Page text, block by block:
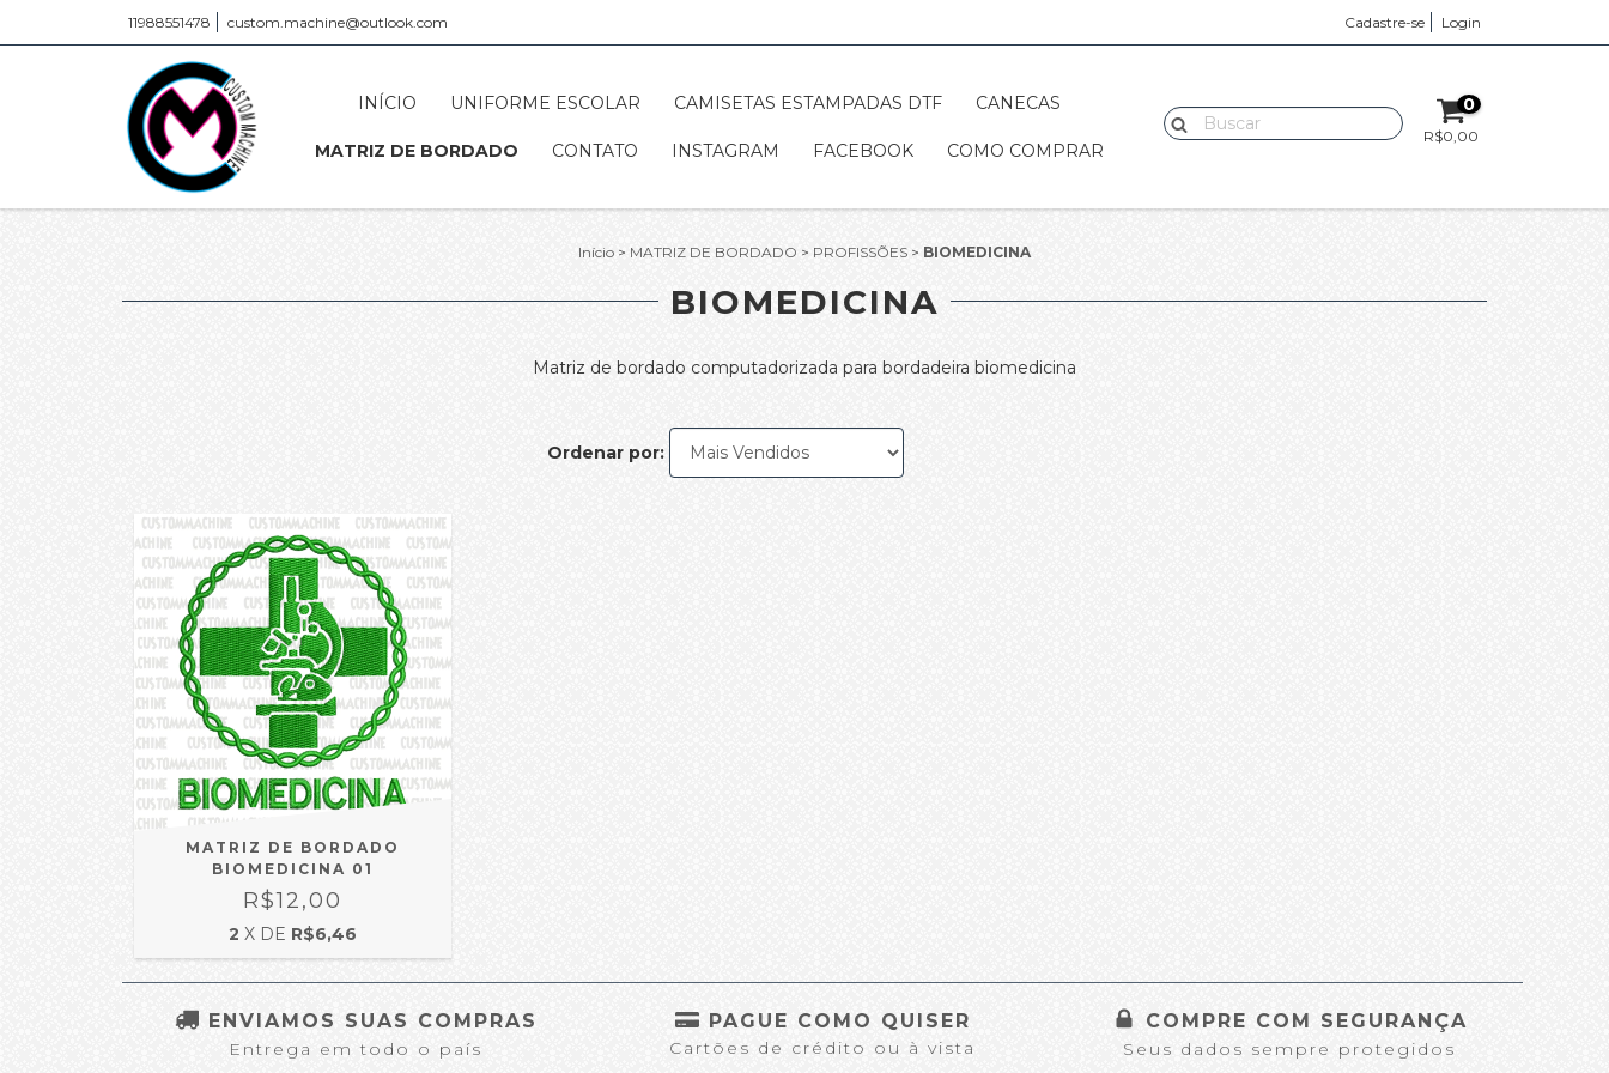
11988551478 custom.machine@outlook.com Cadastre-se Login
INÍCIO UNIFORME ESCOLAR CAMISETAS ESTAMPADAS DTF CANECAS
MATRIZ DE BORDADO CONTATO INSTAGRAM FACEBOOK COMO COMPRAR
0
R$0,00
Início > MATRIZ DE BORDADO > PROFISSÕES > BIOMEDICINA
BIOMEDICINA
Matriz de bordado computadorizada para bordadeira biomedicina
Ordenar por:
MATRIZ DE BORDADO
BIOMEDICINA 01
R$12,00
2 X DE R$6,46
ENVIAMOS SUAS COMPRAS
Entrega em todo o país
PAGUE COMO QUISER
Cartões de crédito ou à vista
COMPRE COM SEGURANÇA
Seus dados sempre protegidos